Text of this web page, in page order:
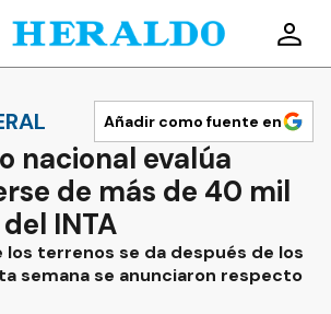
Añadir como fuente en
nacional evalúa
de más de 40 mil
INTA
los terrenos se da después de los
semana se anunciaron respecto